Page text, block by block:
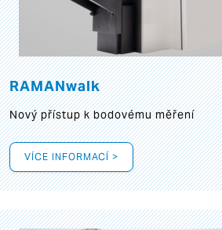
RAMANwalk
Nový přístup k bodovému měření
VÍCE INFORMACÍ >